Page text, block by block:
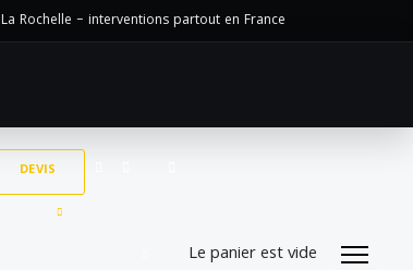
La Rochelle – interventions partout en France
DEVIS
Le panier est vide